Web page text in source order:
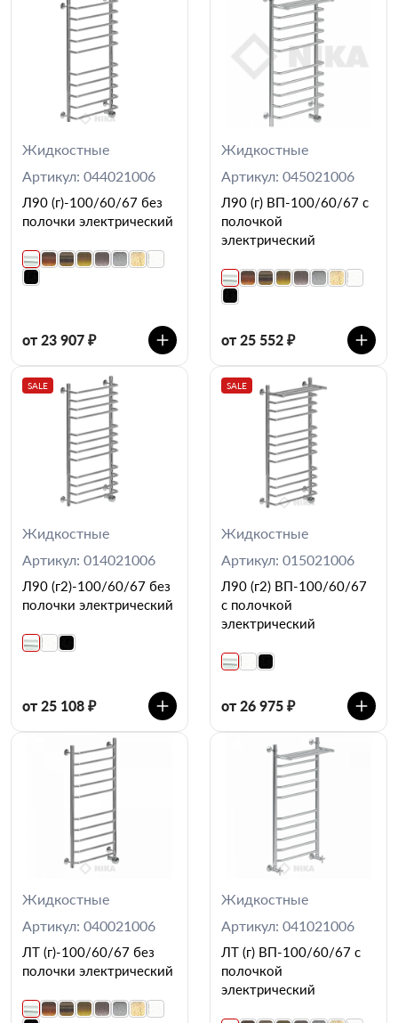
Жидкостные
Артикул: 044021006
Л90 (г)-100/60/67 без
полочки электрический
от 23 907 ₽
Жидкостные
Артикул: 045021006
Л90 (г) ВП-100/60/67 с
полочкой
электрический
от 25 552 ₽
SALE
Жидкостные
Артикул: 014021006
Л90 (г2)-100/60/67 без
полочки электрический
от 25 108 ₽
SALE
Жидкостные
Артикул: 015021006
Л90 (г2) ВП-100/60/67
с полочкой
электрический
от 26 975 ₽
Жидкостные
Артикул: 040021006
ЛТ (г)-100/60/67 без
полочки электрический
Жидкостные
Артикул: 041021006
ЛТ (г) ВП-100/60/67 с
полочкой
электрический